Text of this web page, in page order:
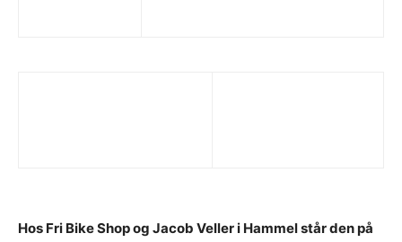
Hos Fri Bike Shop og Jacob Veller i Hammel står den på